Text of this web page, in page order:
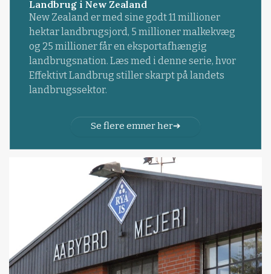
Landbrug i New Zealand
New Zealand er med sine godt 11 millioner
hektar landbrugsjord, 5 millioner malkekvæg
og 25 millioner får en eksportafhængig
landbrugsnation. Læs med i denne serie, hvor
Effektivt Landbrug stiller skarpt på landets
landbrugssektor.
Se flere emner her